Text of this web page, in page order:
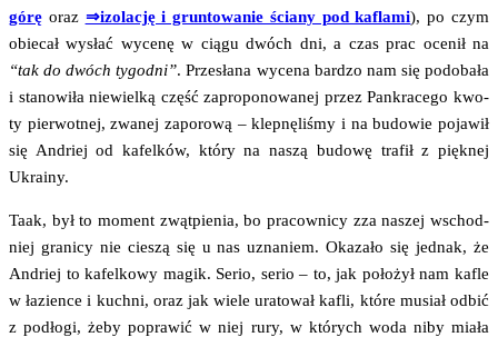
górę oraz ⇒izo­la­cję i grun­to­wa­nie ścia­ny pod kafla­mi), po czym
obie­cał wysłać wyce­nę w cią­gu dwóch dni, a czas prac oce­nił na
“tak do dwóch tygo­dni”. Prze­sła­na wyce­na bar­dzo nam się podo­ba­ła
i sta­no­wi­ła nie­wiel­ką część zapro­po­no­wa­nej przez Pan­kra­ce­go kwo­
ty pier­wot­nej, zwa­nej zapo­ro­wą – klep­nę­li­śmy i na budo­wie poja­wił
się Andriej od kafel­ków, któ­ry na naszą budo­wę tra­fił z pięk­nej
Ukrainy.
Taak, był to moment zwąt­pie­nia, bo pra­cow­ni­cy zza naszej wschod­
niej gra­ni­cy nie cie­szą się u nas uzna­niem. Oka­za­ło się jed­nak, że
Andriej to kafel­ko­wy magik. Serio, serio – to, jak poło­żył nam kafle
w łazien­ce i kuch­ni, oraz jak wie­le ura­to­wał kafli, któ­re musiał odbić
z pod­ło­gi, żeby popra­wić w niej rury, w któ­rych woda niby mia­ła